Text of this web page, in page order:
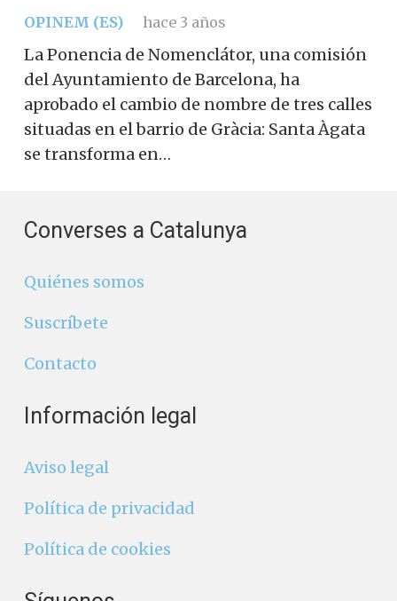
OPINEM (ES) hace 3 años
La Ponencia de Nomenclátor, una comisión
del Ayuntamiento de Barcelona, ​​ha
aprobado el cambio de nombre de tres calles
situadas en el barrio de Gràcia: Santa Àgata
se transforma en…
Converses a Catalunya
Quiénes somos
Suscríbete
Contacto
Información legal
Aviso legal
Política de privacidad
Política de cookies